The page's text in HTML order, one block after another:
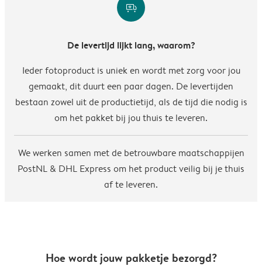
delivery
De levertijd lijkt lang, waarom?
Ieder fotoproduct is uniek en wordt met zorg voor jou
gemaakt, dit duurt een paar dagen. De levertijden
bestaan zowel uit de productietijd, als de tijd die nodig is
om het pakket bij jou thuis te leveren.
We werken samen met de betrouwbare maatschappijen
PostNL & DHL Express om het product veilig bij je thuis
af te leveren.
Hoe wordt jouw pakketje bezorgd?